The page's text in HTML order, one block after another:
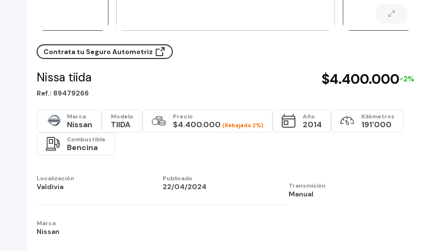
Contrata tu Seguro Automotriz
Nissa tiida $4.400.000-2%
Ref.: 89479266
Marca
Nissan
Modelo
TIIDA
Precio
$4.400.000 (Rebajado 2%)
Año
2014
Kilómetros
191'000
Combustible
Bencina
Localización
Valdivia
Publicado
22/04/2024 Transmisión
Manual
Marca
Nissan